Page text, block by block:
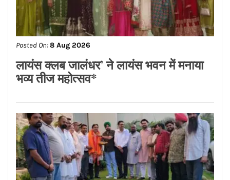
ਡਾ.ਐਸ.ਪੀ.ਸਿੰਘ ਓਬਰਾਏ ਦੇ ਯਤਨਾਂ ਸਦਕਾ
ਅਸ਼ੋਕ ਕੁਮਾਰ ਦਾ ਮ੍ਰਿਤਕ ਸਰੀਰ ਗਰੀਸ ਤੋਂ
ਭਾਰਤ ਪਹੁੰਚਿਆ
Posted On:8 Aug 2026